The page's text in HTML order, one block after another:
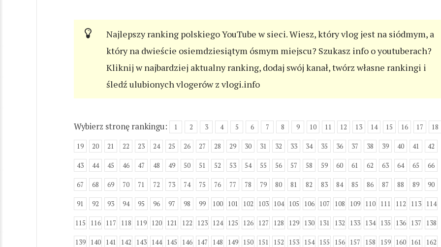
Najlepszy ranking polskiego YouTube w sieci. Wiesz, który vlog jest na siódmym, a
który na dwieście osiemdziesiątym ósmym miejscu? Szukasz info o youtuberach?
Kliknij w najbardziej aktualny ranking, dodaj swój kanał, twórz własne rankingi i
śledź ulubionych vlogerów z vlogi.info
Wybierz stronę rankingu: 1 2 3 4 5 6 7 8 9 10 11 12 13 14 15 16 17 18
19 20 21 22 23 24 25 26 27 28 29 30 31 32 33 34 35 36 37 38 39 40 41 42
43 44 45 46 47 48 49 50 51 52 53 54 55 56 57 58 59 60 61 62 63 64 65 66
67 68 69 70 71 72 73 74 75 76 77 78 79 80 81 82 83 84 85 86 87 88 89 90
91 92 93 94 95 96 97 98 99 100 101 102 103 104 105 106 107 108 109 110 111 112 113 114
115 116 117 118 119 120 121 122 123 124 125 126 127 128 129 130 131 132 133 134 135 136 137 138
139 140 141 142 143 144 145 146 147 148 149 150 151 152 153 154 155 156 157 158 159 160 161 162